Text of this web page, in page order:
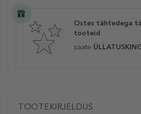
Ostes tähtedega
tooteid
saate
TOOTEKIRJELDUS